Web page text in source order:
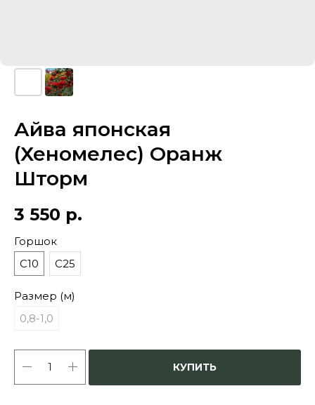
Айва японская
(Хеномелес) Оранж
Шторм
3 550 р.
Горшок
С10
С25
Размер (м)
0,8-1,0
КУПИТЬ